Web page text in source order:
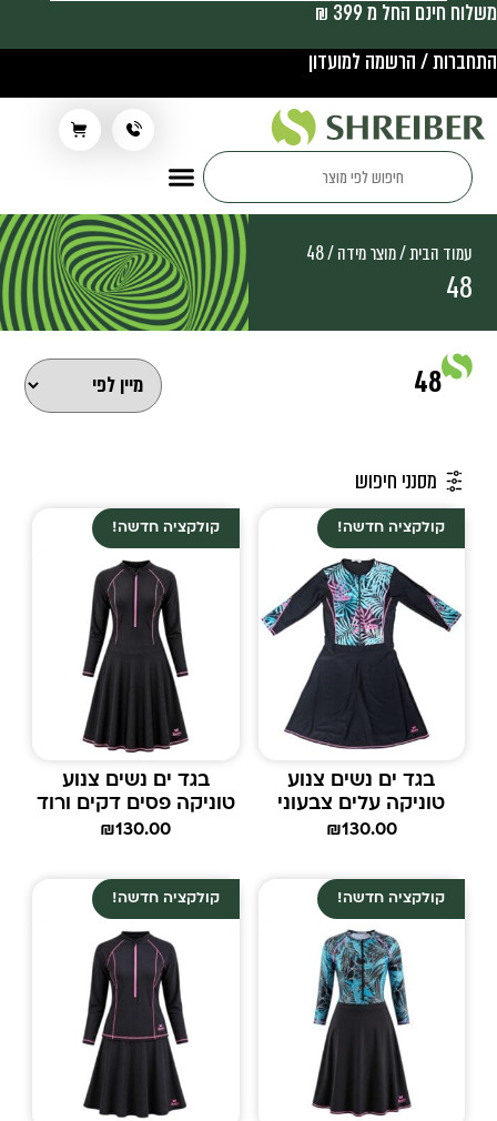
משלוח חינם החל מ 399 ₪
התחברות / הרשמה למועדון
עמוד הבית/ מוצר מידה / 48
48
48
מסנני חיפוש
קולקציה חדשה!
בגד ים נשים צנוע
טוניקה עלים צבעוני
₪130.00
קולקציה חדשה!
בגד ים נשים צנוע
טוניקה פסים דקים ורוד
₪130.00
קולקציה חדשה! קולקציה חדשה!